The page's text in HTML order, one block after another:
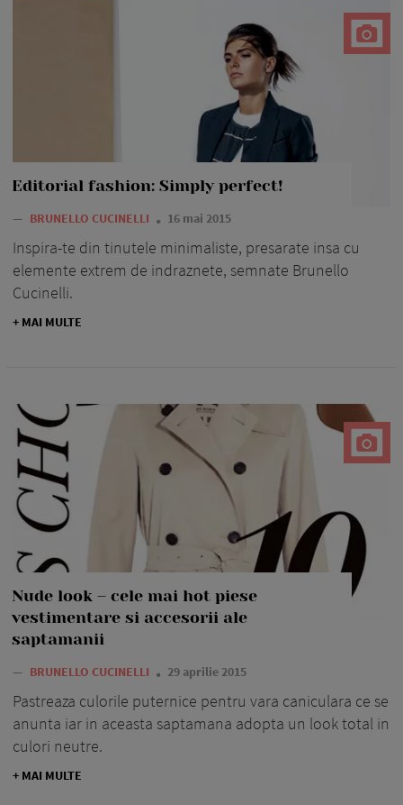
Editorial fashion: Simply perfect!
— BRUNELLO CUCINELLI 16 mai 2015
Inspira-te din tinutele minimaliste, presarate insa cu
elemente extrem de indraznete, semnate Brunello
Cucinelli.
+ MAI MULTE
Nude look – cele mai hot piese
vestimentare si accesorii ale
saptamanii
— BRUNELLO CUCINELLI 29 aprilie 2015
Pastreaza culorile puternice pentru vara caniculara ce se
anunta iar in aceasta saptamana adopta un look total in
culori neutre.
+ MAI MULTE